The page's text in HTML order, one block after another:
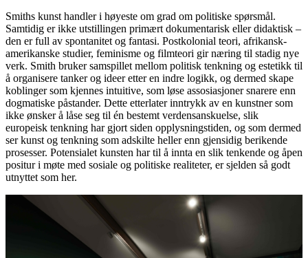
Smiths kunst handler i høyeste om grad om politiske spørsmål.
Samtidig er ikke utstillingen primært dokumentarisk eller didaktisk –
den er full av spontanitet og fantasi. Postkolonial teori, afrikansk-
amerikanske studier, feminisme og filmteori gir næring til stadig nye
verk. Smith bruker samspillet mellom politisk tenkning og estetikk til
å organisere tanker og ideer etter en indre logikk, og dermed skape
koblinger som kjennes intuitive, som løse assosiasjoner snarere enn
dogmatiske påstander. Dette etterlater inntrykk av en kunstner som
ikke ønsker å låse seg til én bestemt verdensanskuelse, slik
europeisk tenkning har gjort siden opplysningstiden, og som dermed
ser kunst og tenkning som adskilte heller enn gjensidig berikende
prosesser. Potensialet kunsten har til å innta en slik tenkende og åpen
positur i møte med sosiale og politiske realiteter, er sjelden så godt
utnyttet som her.